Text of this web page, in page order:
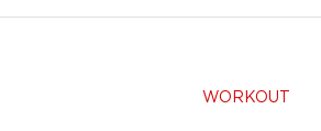
WORKOUT